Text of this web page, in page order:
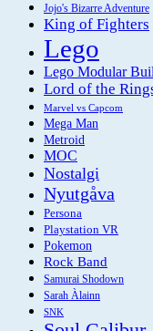
Jojo's Bizarre Adventure
King of Fighters
Lego
Lego Modular
Lord of the
Marvel vs Capcom
Mega Man
Metroid
MOC
Nostalgi
Nyutgåva
Persona
Playstation VR
Pokemon
Rock Band
Samurai Shodown
Sarah Àlainn
SNK